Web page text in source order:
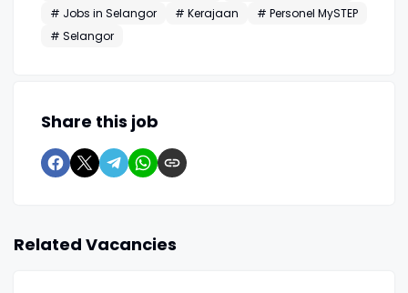
# Jobs in Selangor
# Kerajaan
# Personel MySTEP
# Selangor
Share this job
Related Vacancies